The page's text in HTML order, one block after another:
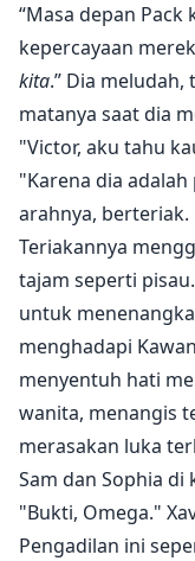
“Masa depan
kepercayaan
kita.” Dia
matanya saat dia
"Victor, aku tahu
"Karena dia
arahnya, berteriak.
Teriakannya
tajam seperti
untuk
menghadapi
menyentuh hati
wanita, menangis
merasakan luka
Sam dan Sophia
"Bukti, Omega."
Pengadilan ini